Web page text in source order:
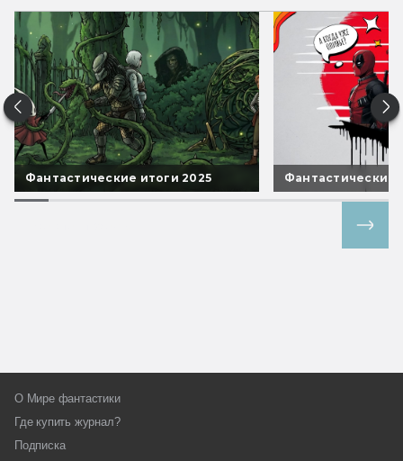
Фантастические итоги 2025 Фантастические
О Мире фантастики
Где купить журнал?
Подписка